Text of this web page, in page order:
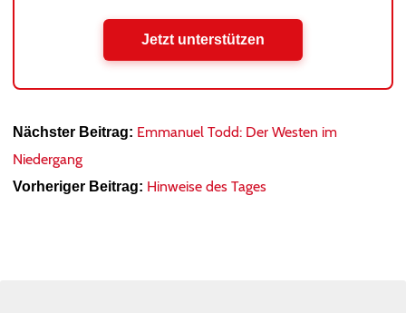
Jetzt unterstützen
Nächster Beitrag: Emmanuel Todd: Der Westen im
Niedergang
Vorheriger Beitrag: Hinweise des Tages